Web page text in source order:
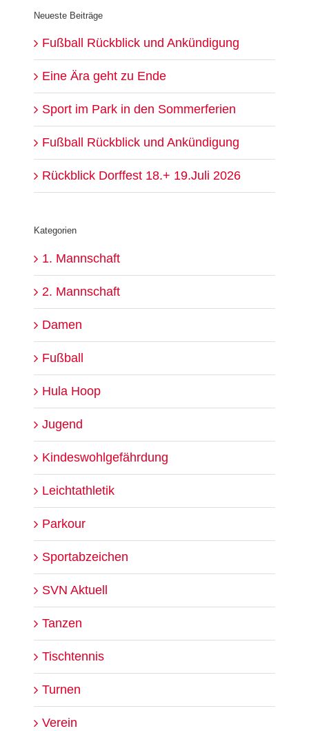
Neueste Beiträge
Fußball Rückblick und Ankündigung
Eine Ära geht zu Ende
Sport im Park in den Sommerferien
Fußball Rückblick und Ankündigung
Rückblick Dorffest 18.+ 19.Juli 2026
Kategorien
1. Mannschaft
2. Mannschaft
Damen
Fußball
Hula Hoop
Jugend
Kindeswohlgefährdung
Leichtathletik
Parkour
Sportabzeichen
SVN Aktuell
Tanzen
Tischtennis
Turnen
Verein